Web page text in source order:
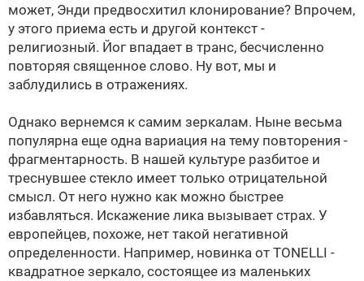
может, Энди предвосхитил клонирование? Впрочем,
у этого приема есть и другой контекст -
религиозный. Йог впадает в транс, бесчисленно
повторяя священное слово. Ну вот, мы и
заблудились в отражениях.
Однако вернемся к самим зеркалам. Ныне весьма
популярна еще одна вариация на тему повторения -
фрагментарность. В нашей культуре разбитое и
треснувшее стекло имеет только отрицательной
смысл. От него нужно как можно быстрее
избавляться. Искажение лика вызывает страх. У
европейцев, похоже, нет такой негативной
определенности. Например, новинка от TONELLI -
квадратное зеркало, состоящее из маленьких